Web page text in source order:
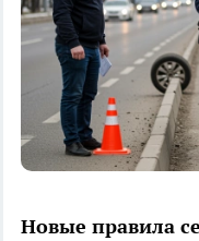
Новые правила